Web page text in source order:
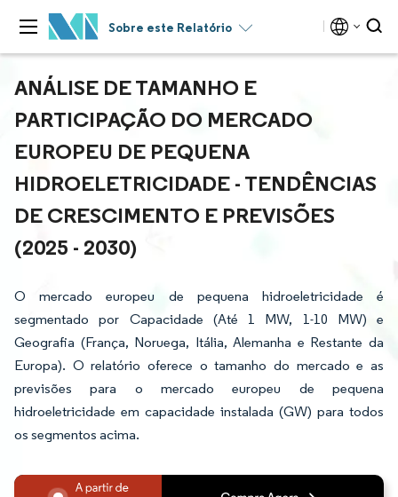
Sobre este Relatório
ANÁLISE DE TAMANHO E
PARTICIPAÇÃO DO MERCADO
EUROPEU DE PEQUENA
HIDROELETRICIDADE - TENDÊNCIAS
DE CRESCIMENTO E PREVISÕES
(2025 - 2030)
O mercado europeu de pequena hidroeletricidade é
segmentado por Capacidade (Até 1 MW, 1-10 MW) e
Geografia (França, Noruega, Itália, Alemanha e Restante da
Europa). O relatório oferece o tamanho do mercado e as
previsões para o mercado europeu de pequena
hidroeletricidade em capacidade instalada (GW) para todos
os segmentos acima.